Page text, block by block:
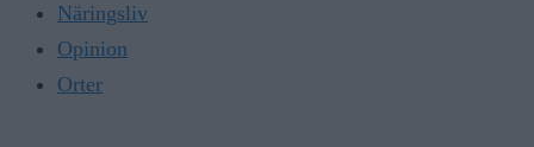
Näringsliv
Opinion
Orter